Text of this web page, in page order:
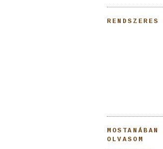
OLVASOM